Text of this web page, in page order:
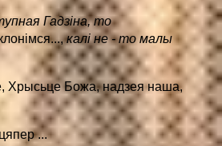
Гадзіна, то
калі не - то малы
Хрысьце Божа, надзея наша,
...